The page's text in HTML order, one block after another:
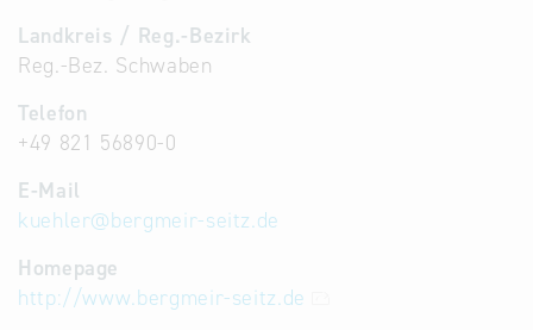
Landkreis / Reg.-Bezirk
Reg.-Bez. Schwaben
Telefon
+49 821 56890-0
E-Mail
kuehler@bergmeir-seitz.de
Homepage
http://www.bergmeir-seitz.de